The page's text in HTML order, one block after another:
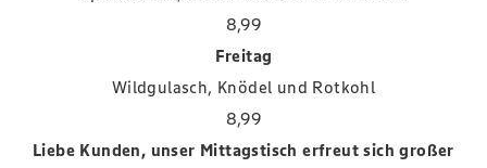
8,99
Freitag
Wildgulasch, Knödel und Rotkohl
8,99
Liebe Kunden, unser Mittagstisch erfreut sich großer